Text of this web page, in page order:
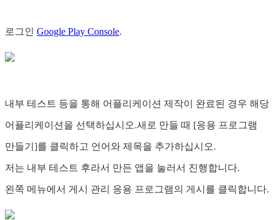
로그인 Google Play Console.
내부 테스트 등을 통해 어플리케이션 제작이 완료된 경우 해당
어플리케이션을 선택하십시오.새로 만들 때 [응용 프로그램
만들기]를 클릭하고 언어와 제목을 추가하십시오.
저는 내부 테스트 후라서 만든 앱을 눌러서 진행합니다.
왼쪽 메뉴에서 게시 관리 응용 프로그램의 게시를 클릭합니다.